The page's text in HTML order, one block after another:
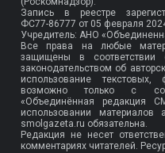
Запись в реестре
ФС77-86777 от 05 февраля
Учредитель: АНО
Все права на любые
защищены в
законодательством об
использование
возможно только с
«Объединённая редакция
использовании материалов
smolgazeta.ru обязательна.
Редакция не несет
комментариях читателей.